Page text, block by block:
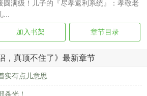
圆满级！儿子的『尽孝返利系统』：孝敬老
...
加入书架 章节目录
，真顶不住了》最新章节
实有点儿意思
杀光！